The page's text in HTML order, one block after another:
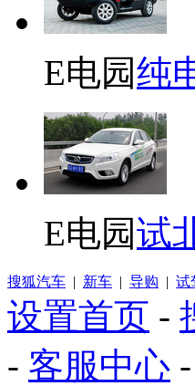
E电园纯
E电园试
搜狐汽车 | 新车 | 导购 | 试
设置首页 -
- 客服中心 -